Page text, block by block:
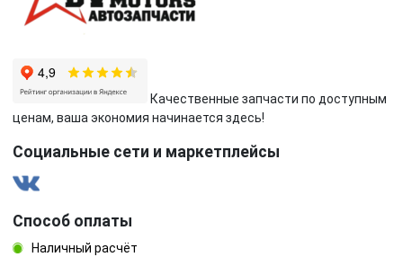
Качественные запчасти по доступным
ценам, ваша экономия начинается здесь!
Социальные сети и маркетплейсы
Способ оплаты
Наличный расчёт